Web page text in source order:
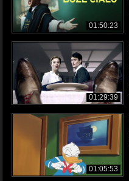
01:50:23
01:29:39
01:05:53